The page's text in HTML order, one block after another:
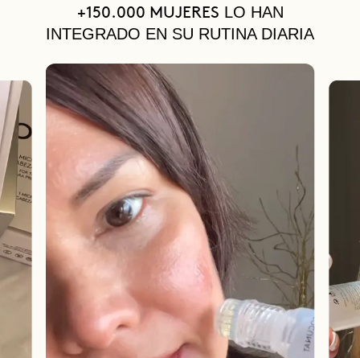
+150.000 MUJERES LO HAN
INTEGRADO EN SU RUTINA DIARIA